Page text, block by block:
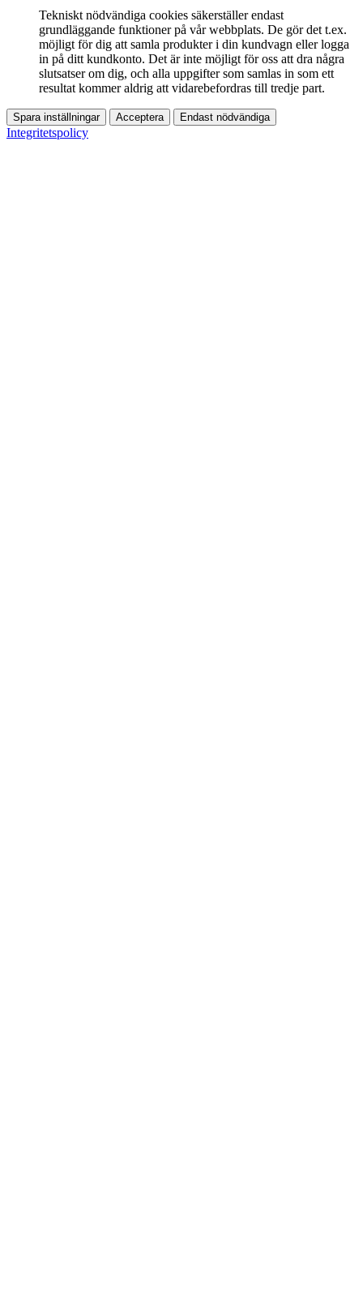
Tekniskt nödvändiga cookies säkerställer endast
grundläggande funktioner på vår webbplats. De gör det t.ex.
möjligt för dig att samla produkter i din kundvagn eller logga
in på ditt kundkonto. Det är inte möjligt för oss att dra några
slutsatser om dig, och alla uppgifter som samlas in som ett
resultat kommer aldrig att vidarebefordras till tredje part.
Spara inställningar Acceptera Endast nödvändiga
Integritetspolicy